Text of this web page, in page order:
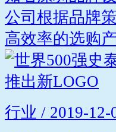
公司根据品牌
高效率的选购
行业 / 2019-12-